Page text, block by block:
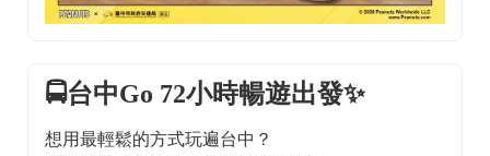
🚍台中Go 72小時暢遊出發✨
想用最輕鬆的方式玩遍台中？